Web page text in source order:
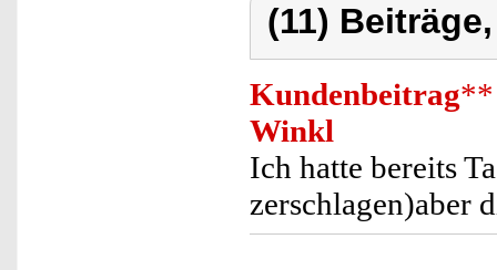
(11)
Kundenbeitrag**
Winkl
Ich hatte bereits
zerschlagen)aber